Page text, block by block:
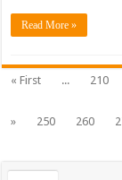
Read More »
« First ... 210
»
250 260